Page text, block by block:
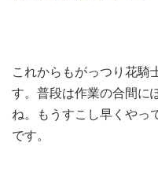
これからもがっつり花騎
す。普段は作業の合間に
ね。もうすこし早くやっ
です。